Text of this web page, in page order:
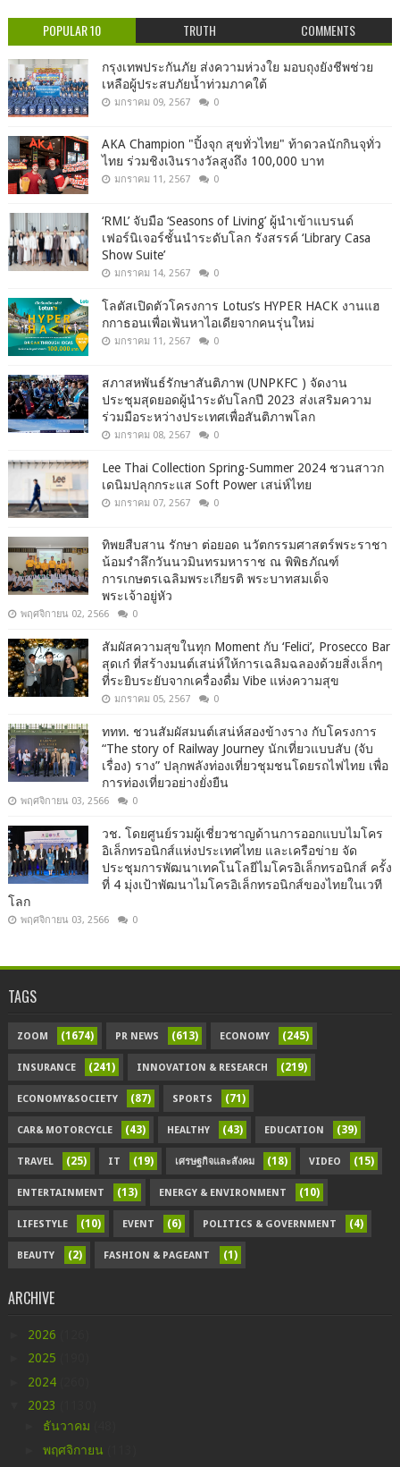
POPULAR 10 TRUTH COMMENTS
กรุงเทพประกันภัย ส่งความห่วงใย มอบถุงยังชีพช่วย
เหลือผู้ประสบภัยน้ำท่วมภาคใต้
มกราคม 09, 2567 0
AKA Champion "ปิ้งจุก สุขทั่วไทย" ท้าดวลนักกินจุทั่ว
ไทย ร่วมชิงเงินรางวัลสูงถึง 100,000 บาท
มกราคม 11, 2567 0
‘RML’ จับมือ ‘Seasons of Living’ ผู้นำเข้าแบรนด์
เฟอร์นิเจอร์ชั้นนำระดับโลก รังสรรค์ ‘Library Casa
Show Suite’
มกราคม 14, 2567 0
โลตัสเปิดตัวโครงการ Lotus’s HYPER HACK งานแฮ
กกาธอนเพื่อเฟ้นหาไอเดียจากคนรุ่นใหม่
มกราคม 11, 2567 0
สภาสหพันธ์รักษาสันติภาพ (UNPKFC ) จัดงาน
ประชุมสุดยอดผู้นำระดับโลกปี 2023 ส่งเสริมความ
ร่วมมือระหว่างประเทศเพื่อสันติภาพโลก
มกราคม 08, 2567 0
Lee Thai Collection Spring-Summer 2024 ชวนสาวก
เดนิมปลุกกระแส Soft Power เสน่ห์ไทย
มกราคม 07, 2567 0
ทิพยสืบสาน รักษา ต่อยอด นวัตกรรมศาสตร์พระราชา
น้อมรำลึกวันนวมินทรมหาราช ณ พิพิธภัณฑ์
การเกษตรเฉลิมพระเกียรติ พระบาทสมเด็จ
พระเจ้าอยู่หัว
พฤศจิกายน 02, 2566 0
สัมผัสความสุขในทุก Moment กับ ‘Felici’, Prosecco Bar
สุดเก๋ ที่สร้างมนต์เสน่ห์ให้การเฉลิมฉลองด้วยสิ่งเล็กๆ
ที่ระยิบระยับจากเครื่องดื่ม Vibe แห่งความสุข
มกราคม 05, 2567 0
ททท. ชวนสัมผัสมนต์เสน่ห์สองข้างราง กับโครงการ
“The story of Railway Journey นักเที่ยวแบบสับ (จับ
เรื่อง) ราง” ปลุกพลังท่องเที่ยวชุมชนโดยรถไฟไทย เพื่อ
การท่องเที่ยวอย่างยั่งยืน
พฤศจิกายน 03, 2566 0
วช. โดยศูนย์รวมผู้เชี่ยวชาญด้านการออกแบบไมโคร
อิเล็กทรอนิกส์แห่งประเทศไทย และเครือข่าย จัด
ประชุมการพัฒนาเทคโนโลยีไมโครอิเล็กทรอนิกส์ ครั้ง
ที่ 4 มุ่งเป้าพัฒนาไมโครอิเล็กทรอนิกส์ของไทยในเวที
โลก
พฤศจิกายน 03, 2566 0
TAGS
ZOOM (1674) PR NEWS (613) ECONOMY (245)
INSURANCE (241) INNOVATION & RESEARCH (219)
ECONOMY&SOCIETY (87) SPORTS (71)
CAR& MOTORCYCLE (43) HEALTHY (43) EDUCATION (39)
TRAVEL (25) IT (19) เศรษฐกิจและสังคม (18) VIDEO (15)
ENTERTAINMENT (13) ENERGY & ENVIRONMENT (10)
LIFESTYLE (10) EVENT (6) POLITICS & GOVERNMENT (4)
BEAUTY (2) FASHION & PAGEANT (1)
ARCHIVE
2026
2025
2024
2023
ธันวาคม
พฤศจิกายน